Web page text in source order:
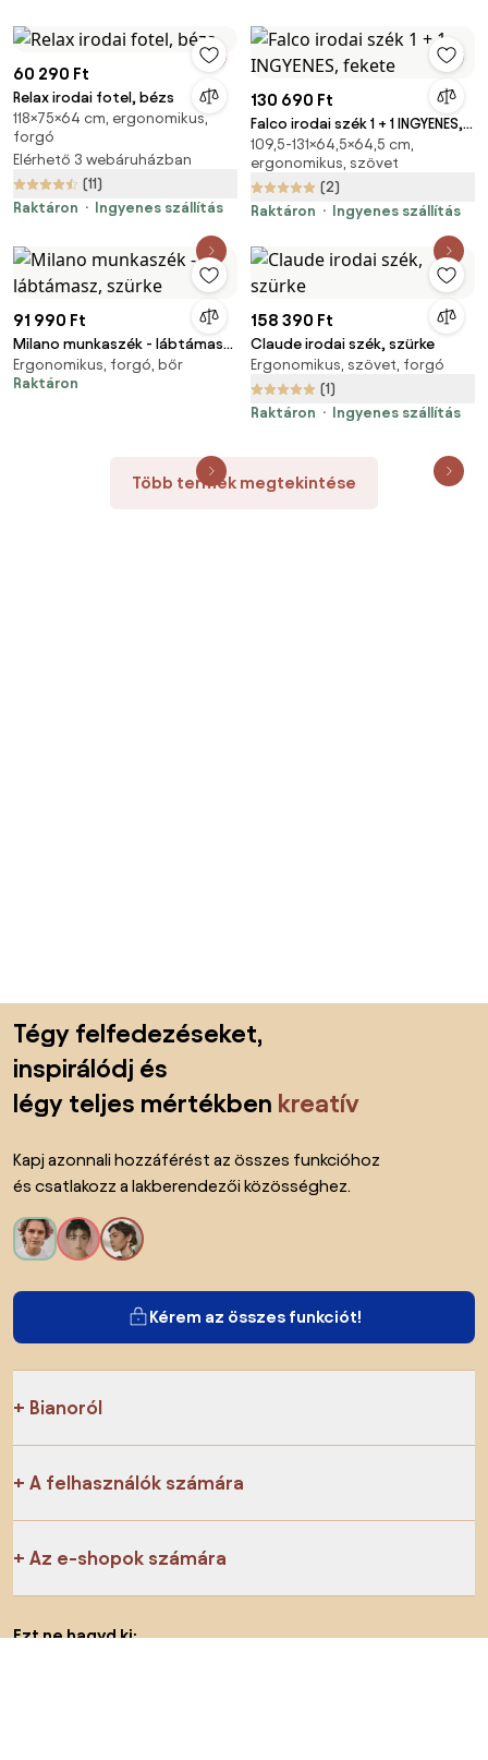
60 290 Ft
Relax irodai fotel, bézs
118×75×64 cm, ergonomikus,
forgó
Elérhető 3 webáruházban
(11)
Raktáron
Ingyenes szállítás
130 690 Ft
Falco irodai szék 1 + 1 INGYENES,
fekete
109,5-131×64,5×64,5 cm,
ergonomikus, szövet
(2)
Raktáron
Ingyenes szállítás
91 990 Ft
Milano munkaszék - lábtámasz,
szürke
Ergonomikus, forgó, bőr
Raktáron
158 390 Ft
Claude irodai szék, szürke
Ergonomikus, szövet, forgó
(1)
Raktáron
Ingyenes szállítás
Több termék megtekintése
Tégy felfedezéseket,
inspirálódj és
légy teljes mértékben kreatív
Kapj azonnali hozzáférést az összes funkcióhoz
és csatlakozz a lakberendezői közösséghez.
Kérem az összes funkciót!
Bianoról
A felhasználók számára
Az e-shopok számára
Ezt ne hagyd ki: